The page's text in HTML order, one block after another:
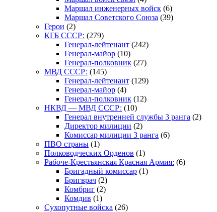
Маршал инженерных войск (6)
Маршал Советского Союза (39)
Герои (2)
КГБ СССР: (279)
Генерал-лейтенант (242)
Генерал-майор (10)
Генерал-полковник (27)
МВД СССР: (145)
Генерал-лейтенант (129)
Генерал-майор (4)
Генерал-полковник (12)
НКВД — МВД СССР: (10)
Генерал внутренней службы 3 ранга (2)
Директор милиции (2)
Комиссар милиции 3 ранга (6)
ПВО страны (1)
Полководческих Орденов (1)
Рабоче-Крестьянская Красная Армия: (6)
Бригадный комиссар (1)
Бригврач (2)
Комбриг (2)
Комдив (1)
Сухопутные войска (26)